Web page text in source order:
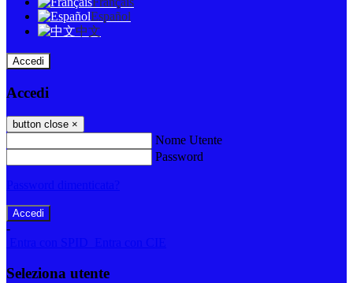
Español
中文
Accedi
Accedi
button close ×
Nome Utente
Password
-
Seleziona utente